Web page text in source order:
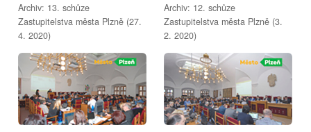
Archiv: 13. schůze
Zastupitelstva města Plzně (27.
4. 2020)
Archiv: 12. schůze
Zastupitelstva města Plzně (3.
2. 2020)